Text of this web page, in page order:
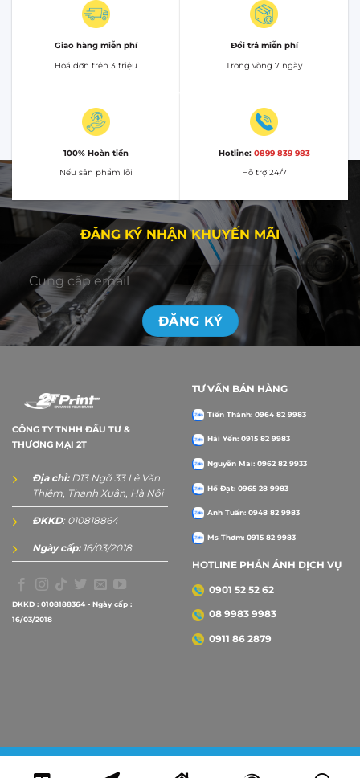
Giao hàng miễn phí
Hoá đơn trên 3 triệu
Đổi trả miễn phí
Trong vòng 7 ngày
100% Hoàn tiền
Nếu sản phẩm lỗi
Hotline: 0899 839 983
Hỗ trợ 24/7
ĐĂNG KÝ NHẬN KHUYẾN MÃI
CÔNG TY TNHH ĐẦU TƯ &
THƯƠNG MẠI 2T
Địa chỉ:D13 Ngõ 33 Lê Văn
Thiêm, Thanh Xuân, Hà Nội
ĐKKD: 010818864
Ngày cấp:16/03/2018
DKKD : 0108188364 - Ngày cấp :
16/03/2018
TƯ VẤN BÁN HÀNG
Tiến Thành: 0964 82 9983
Hải Yến: 0915 82 9983
Nguyễn Mai: 0962 82 9933
Hồ Đạt: 0965 28 9983
Anh Tuấn: 0948 82 9983
Ms Thơm: 0915 82 9983
HOTLINE PHẢN ÁNH DỊCH VỤ
0901 52 52 62
08 9983 9983
0911 86 2879